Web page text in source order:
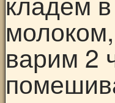
варим 2